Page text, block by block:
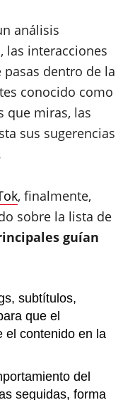
análisis
las interacciones
dentro de la
conocido como
que miras, las
sus sugerencias
, finalmente,
sobre la lista de
guían
subtítulos,
que el
el contenido en la
del
seguidas, forma